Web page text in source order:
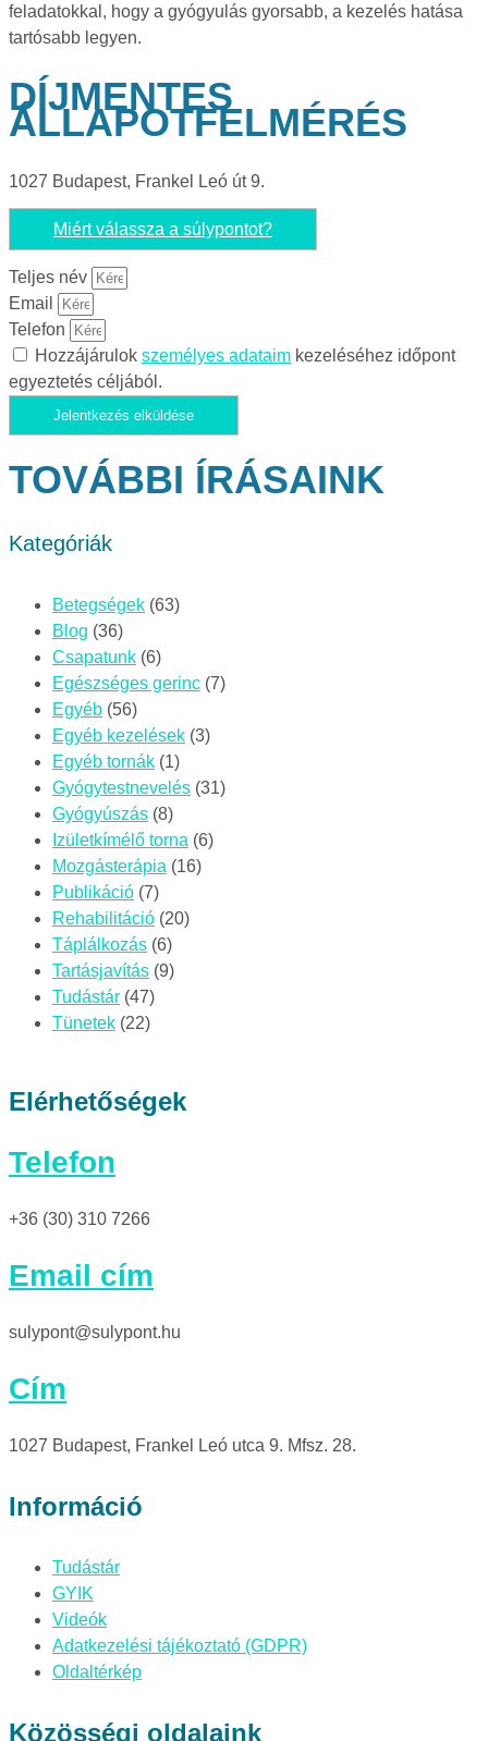
feladatokkal, hogy a gyógyulás gyorsabb, a kezelés hatása
tartósabb legyen.
DÍJMENTES
ÁLLAPOTFELMÉRÉS
1027 Budapest, Frankel Leó út 9.
Miért válassza a súlypontot?
Teljes név
Email
Telefon
Hozzájárulok személyes adataim kezeléséhez időpont
egyeztetés céljából.
Jelentkezés elküldése
TOVÁBBI ÍRÁSAINK
Kategóriák
Betegségek (63)
Blog (36)
Csapatunk (6)
Egészséges gerinc (7)
Egyéb (56)
Egyéb kezelések (3)
Egyéb tornák (1)
Gyógytestnevelés (31)
Gyógyúszás (8)
Izületkímélő torna (6)
Mozgásterápia (16)
Publikáció (7)
Rehabilitáció (20)
Táplálkozás (6)
Tartásjavítás (9)
Tudástár (47)
Tünetek (22)
Elérhetőségek
Telefon
+36 (30) 310 7266
Email cím
sulypont@sulypont.hu
Cím
1027 Budapest, Frankel Leó utca 9. Mfsz. 28.
Információ
Tudástár
GYIK
Videók
Adatkezelési tájékoztató (GDPR)
Oldaltérkép
Közösségi oldalaink